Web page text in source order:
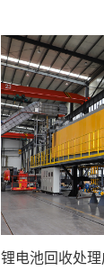
锂电池回收处理